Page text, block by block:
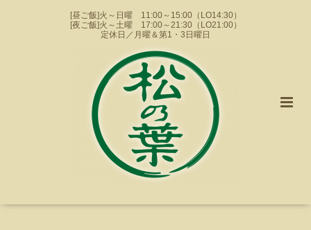
[昼ご飯]火～日曜 11:00～15:00（LO14:30）
[夜ご飯]火～土曜 17:00～21:30（LO21:00）
定休日／月曜＆第1・3日曜日